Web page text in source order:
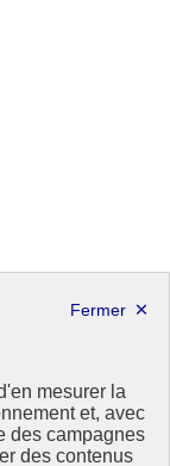
mesurer la
et, avec
des campagnes
des contenus